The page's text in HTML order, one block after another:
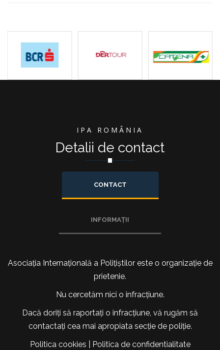
IPA ROMÂNIA
Detalii de contact
CONTACT
INFORMAȚII
Asociația Internațională a Polițiștilor este o organizație de
prietenie.
Nu cercetăm nici o infracțiune.
Dacă doriți să raportați o infracțiune, vă rugăm să
contactați cea mai apropiata secție de poliție.
Politica cookies
Politica de confidentialitate